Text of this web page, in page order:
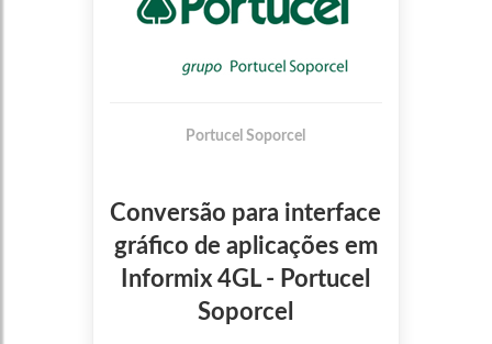
Portucel Soporcel
Conversão para interface
gráfico de aplicações em
Informix 4GL - Portucel
Soporcel